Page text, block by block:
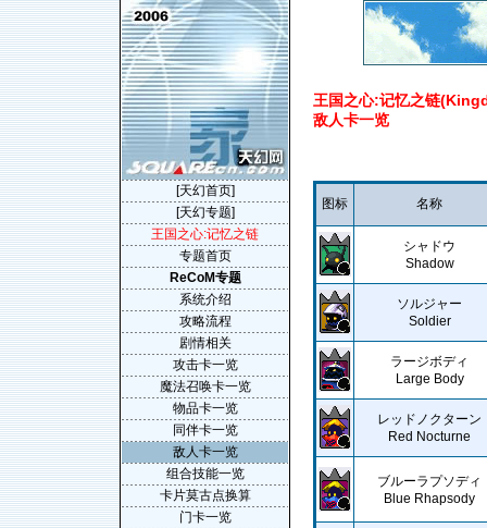
王国之心:记忆之链
敌人卡一览
图标 名称
シャドウ
Shadow
ソルジャー
Soldier
ラージボディ
Large Body
レッドノクターン
Red Nocturne
ブルーラプソディ
Blue Rhapsody
[天幻首页]
[天幻专题]
王国之心:记忆之链
专题首页
ReCoM专题
系统介绍
攻略流程
剧情相关
攻击卡一览
魔法召唤卡一览
物品卡一览
同伴卡一览
敌人卡一览
组合技能一览
卡片莫古点换算
门卡一览